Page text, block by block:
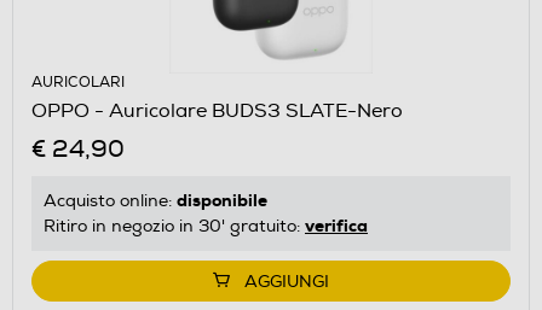
AURICOLARI
OPPO - Auricolare BUDS3 SLATE-Nero
€ 24,90
Acquisto online: disponibile
Ritiro in negozio in 30' gratuito: verifica
AGGIUNGI